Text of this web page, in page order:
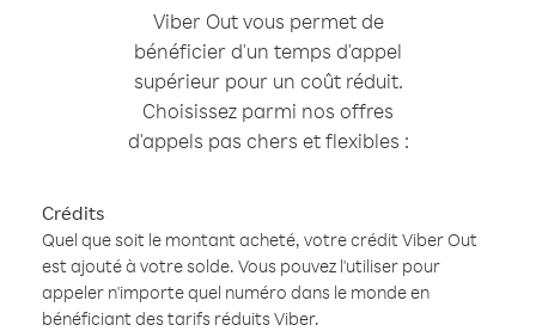
Viber Out vous permet de
bénéficier d'un temps d'appel
supérieur pour un coût réduit.
Choisissez parmi nos offres
d'appels pas chers et flexibles :
Crédits
Quel que soit le montant acheté, votre crédit Viber Out
est ajouté à votre solde. Vous pouvez l'utiliser pour
appeler n'importe quel numéro dans le monde en
bénéficiant des tarifs réduits Viber.